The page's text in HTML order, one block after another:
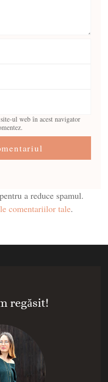
ul web în acest navigator
a reduce spamul.
comentariilor tale.
regăsit!